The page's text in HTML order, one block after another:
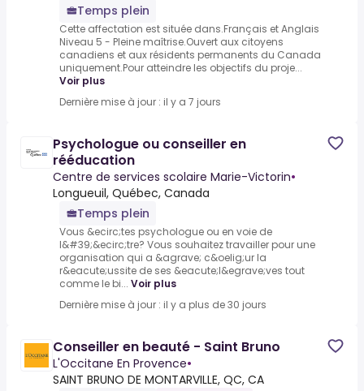
Temps plein
Cette affectation est située dans.Français et Anglais
Niveau 5 - Pleine maîtrise.Ouvert aux citoyens
canadiens et aux résidents permanents du Canada
uniquement.Pour atteindre les objectifs du proje...
Voir plus
Dernière mise à jour : il y a 7 jours
Psychologue ou conseiller en
rééducation
Centre de services scolaire Marie-Victorin•
Longueuil, Québec, Canada
Temps plein
Vous &ecirc;tes psychologue ou en voie de
l&#39;&ecirc;tre? Vous souhaitez travailler pour une
organisation qui a &agrave; c&oelig;ur la
r&eacute;ussite de ses &eacute;l&egrave;ves tout
comme le bi... Voir plus
Dernière mise à jour : il y a plus de 30 jours
Conseiller en beauté - Saint Bruno
L'Occitane En Provence•
SAINT BRUNO DE MONTARVILLE, QC, CA